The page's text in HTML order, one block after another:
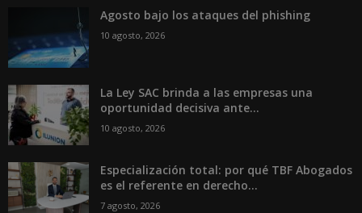
Agosto bajo los ataques del phishing
10 agosto, 2026
La Ley SAC brinda a las empresas una
oportunidad decisiva ante...
10 agosto, 2026
Especialización total: por qué TBF Abogados
es el referente en derecho...
7 agosto, 2026